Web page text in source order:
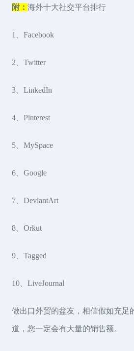
附： 海外十大社交平台排行
1、Facebook
2、Twitter
3、LinkedIn
4、Pinterest
5、MySpace
6、Google
7、DeviantArt
8、Orkut
9、Tagged
10、LiveJournal
做出口外贸的盆友，相信假如充足
道，您一定会有大量的销售额。